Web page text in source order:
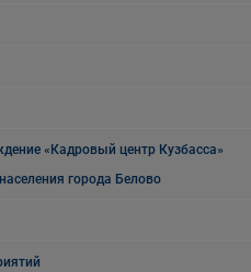
«Кадровый центр Кузбасса»
города Белово